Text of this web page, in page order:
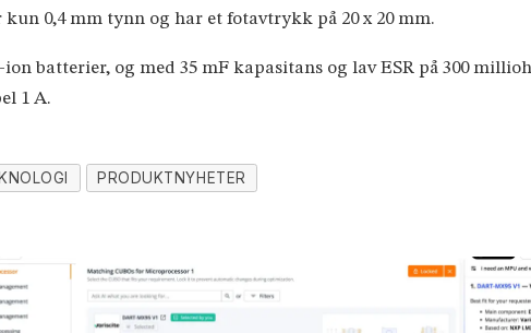
0,4 mm tynn og har et fotavtrykk på 20 x 20 mm.
batterier, og med 35 mF kapasitans og lav ESR på 300
1 A.
PRODUKTNYHETER